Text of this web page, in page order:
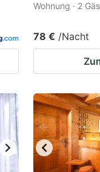
Wohnung · 2
78 € /Nacht